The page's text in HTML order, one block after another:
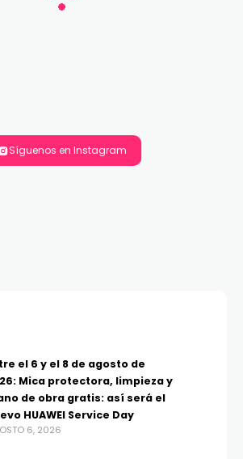
Síguenos en Instagram
el 6 y el 8 de agosto de
Mica protectora, limpieza y
de obra gratis: así será el
HUAWEI Service Day
6, 2026